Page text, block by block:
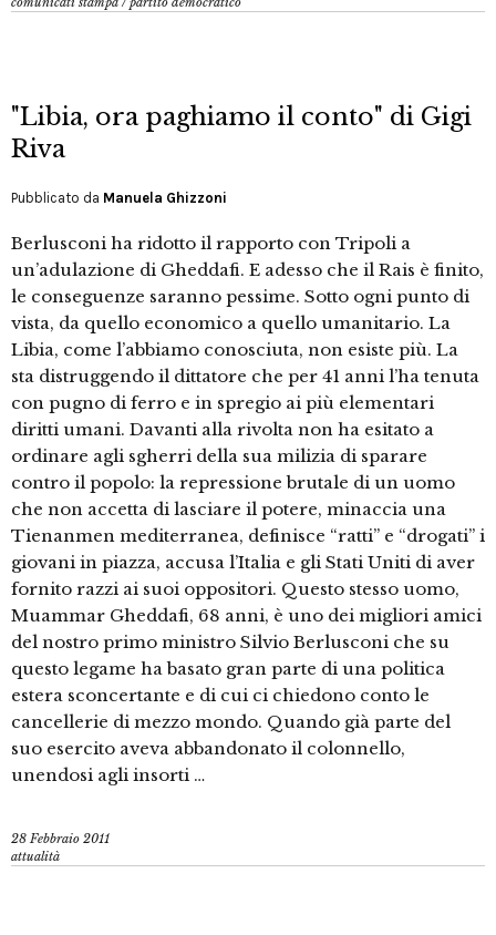
"Libia, ora paghiamo il conto" di Gigi
Riva
Pubblicato da Manuela Ghizzoni
Berlusconi ha ridotto il rapporto con Tripoli a
un’adulazione di Gheddafi. E adesso che il Rais è finito,
le conseguenze saranno pessime. Sotto ogni punto di
vista, da quello economico a quello umanitario. La
Libia, come l’abbiamo conosciuta, non esiste più. La
sta distruggendo il dittatore che per 41 anni l’ha tenuta
con pugno di ferro e in spregio ai più elementari
diritti umani. Davanti alla rivolta non ha esitato a
ordinare agli sgherri della sua milizia di sparare
contro il popolo: la repressione brutale di un uomo
che non accetta di lasciare il potere, minaccia una
Tienanmen mediterranea, definisce “ratti” e “drogati” i
giovani in piazza, accusa l’Italia e gli Stati Uniti di aver
fornito razzi ai suoi oppositori. Questo stesso uomo,
Muammar Gheddafi, 68 anni, è uno dei migliori amici
del nostro primo ministro Silvio Berlusconi che su
questo legame ha basato gran parte di una politica
estera sconcertante e di cui ci chiedono conto le
cancellerie di mezzo mondo. Quando già parte del
suo esercito aveva abbandonato il colonnello,
unendosi agli insorti …
28 Febbraio 2011
attualità